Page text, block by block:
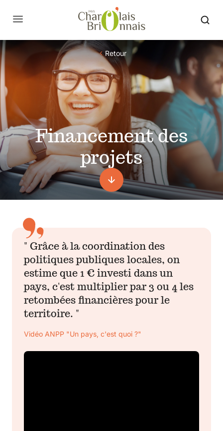
Retour
Financement des
projets
" Grâce à la coordination des
politiques publiques locales, on
estime que 1 € investi dans un
pays, c'est multiplier par 3 ou 4 les
retombées financières pour le
territoire. "
Vidéo ANPP "Un pays, c'est quoi ?"